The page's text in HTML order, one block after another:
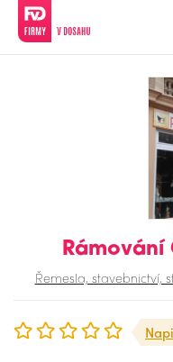
Rámování
Řemesla, stavebnictví,